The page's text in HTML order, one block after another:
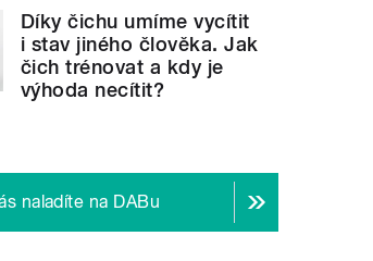
Díky čichu umíme vycítit
i stav jiného člověka. Jak
čich trénovat a kdy je
výhoda necítit?
naladíte na DABu